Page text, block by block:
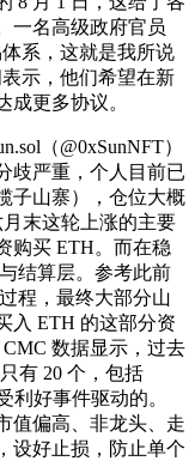
一名高级政府官员
系，这就是我所说
示，他们希望在新
成更多协议。
（@0xSunNFT）
歧严重，个人目前已
子山寨），仓位大概
末这轮上涨的主要
购买 ETH。而在稳
结算层。参考此前
程，最终大部分山
入 ETH 的这部分资
数据显示，过去
有 20 个，包括
好事件驱动的。
值偏高、非龙头、走
设好止损，防止单个